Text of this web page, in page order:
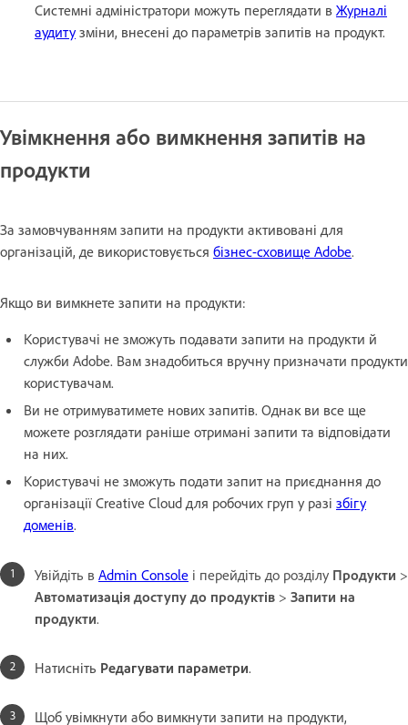
Системні адміністратори можуть переглядати в Журналі
аудитузміни, внесені до параметрів запитів на продукт.
Увімкнення або вимкнення запитів на
продукти
За замовчуванням запити на продукти активовані для
організацій, де використовується бізнес-сховище Adobe.
Якщо ви вимкнете запити на продукти:
Користувачі не зможуть подавати запити на продукти й
служби Adobe. Вам знадобиться вручну призначати продукти
користувачам.
Ви не отримуватимете нових запитів. Однак ви все ще
можете розглядати раніше отримані запити та відповідати
на них.
Користувачі не зможуть подати запит на приєднання до
організації Creative Cloud для робочих груп у разі збігу
доменів.
Увійдіть в Admin Console і перейдіть до розділу Продукти >
Автоматизація доступу до продуктів > Запити на
продукти.
Натисніть Редагувати параметри.
Щоб увімкнути або вимкнути запити на продукти,